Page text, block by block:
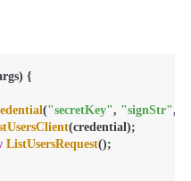
{
("secretKey", "signStr",
(credential);
ListUsersRequest();